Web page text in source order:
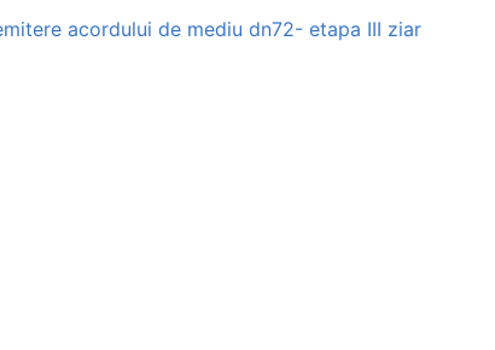
acordului de mediu dn72- etapa III ziar